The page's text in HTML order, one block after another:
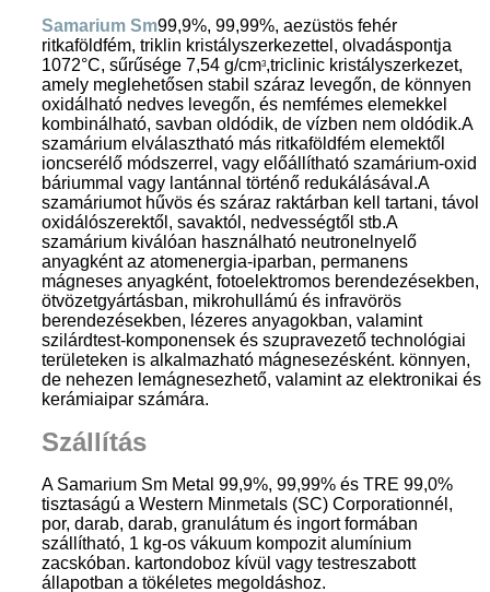
Samarium Sm99,9%, 99,99%, aezüstös fehér
ritkaföldfém, triklin kristályszerkezettel, olvadáspontja
1072°C, sűrűsége 7,54 g/cm3,triclinic kristályszerkezet,
amely meglehetősen stabil száraz levegőn, de könnyen
oxidálható nedves levegőn, és nemfémes elemekkel
kombinálható, savban oldódik, de vízben nem oldódik.A
szamárium elválasztható más ritkaföldfém elemektől
ioncserélő módszerrel, vagy előállítható szamárium-oxid
báriummal vagy lantánnal történő redukálásával.A
szamáriumot hűvös és száraz raktárban kell tartani, távol
oxidálószerektől, savaktól, nedvességtől stb.A
szamárium kiválóan használható neutronelnyelő
anyagként az atomenergia-iparban, permanens
mágneses anyagként, fotoelektromos berendezésekben,
ötvözetgyártásban, mikrohullámú és infravörös
berendezésekben, lézeres anyagokban, valamint
szilárdtest-komponensek és szupravezető technológiai
területeken is alkalmazható mágnesezésként. könnyen,
de nehezen lemágnesezhető, valamint az elektronikai és
kerámiaipar számára.
Szállítás
A Samarium Sm Metal 99,9%, 99,99% és TRE 99,0%
tisztaságú a Western Minmetals (SC) Corporationnél,
por, darab, darab, granulátum és ingort formában
szállítható, 1 kg-os vákuum kompozit alumínium
zacskóban. kartondoboz kívül vagy testreszabott
állapotban a tökéletes megoldáshoz.